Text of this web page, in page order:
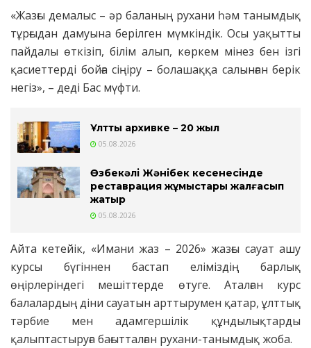
«Жазғы демалыс – әр баланың рухани һәм танымдық
тұрғыдан дамуына берілген мүмкіндік. Осы уақытты
пайдалы өткізіп, білім алып, көркем мінез бен ізгі
қасиеттерді бойға сіңіру – болашаққа салынған берік
негіз», – деді Бас мүфти.
Ұлттық архивке – 20 жыл
05.08.2026
Өзбекәлі Жәнібек кесенесінде
реставрация жұмыстары жалғасып
жатыр
05.08.2026
Айта кетейік, «Имани жаз – 2026» жазғы сауат ашу
курсы бүгіннен бастап еліміздің барлық
өңірлеріндегі мешіттерде өтуге. Аталған курс
балалардың діни сауатын арттырумен қатар, ұлттық
тәрбие мен адамгершілік құндылықтарды
қалыптастыруға бағытталған рухани-танымдық жоба.